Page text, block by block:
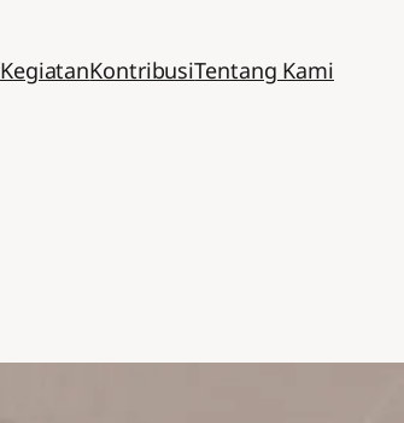
KegiatanKontribusiTentang Kami